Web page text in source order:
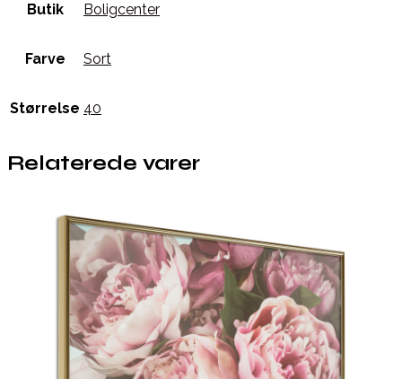
Butik Boligcenter
Farve Sort
Størrelse 40
Relaterede varer